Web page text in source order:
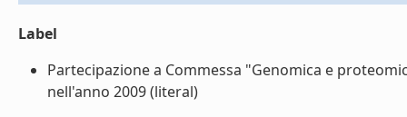
Label
Partecipazione a Commessa "Genomica e
nell'anno 2009 (literal)